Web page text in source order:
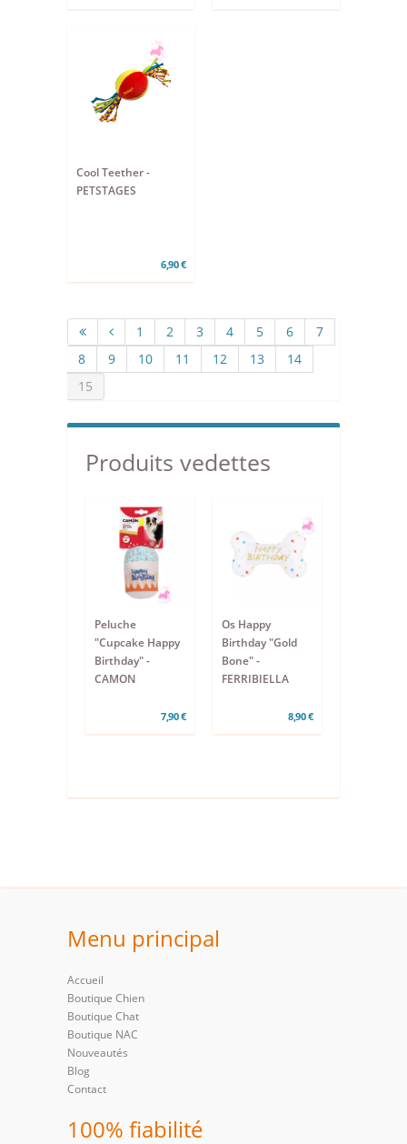
Cool Teether -
PETSTAGES
6,90 €
1 2 3 4 5 6
7
8
9 10 11 12 13
14
15
Produits vedettes
Peluche
"Cupcake Happy
Birthday" -
CAMON
7,90 €
Os Happy
Birthday "Gold
Bone" -
FERRIBIELLA
8,90 €
Menu principal
Accueil
Boutique Chien
Boutique Chat
Boutique NAC
Nouveautés
Blog
Contact
100% fiabilité